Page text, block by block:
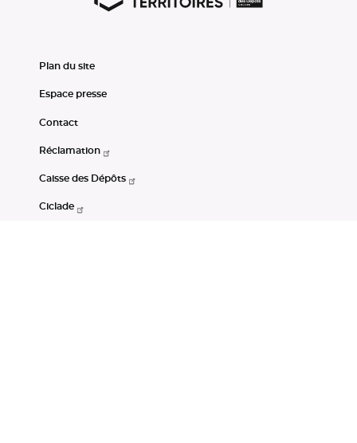
Plan du site
Espace presse
Contact
Réclamation
Caisse des Dépôts
Ciclade